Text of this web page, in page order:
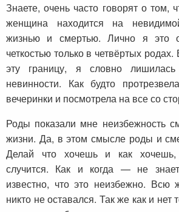
Знаете, очень часто говорят о том,
женщина находится на
жизнью и смертью. Лично я это
четкостью только в четвёртых
эту границу, я словно
невинности. Как будто
вечеринки и посмотрела на все со
Роды показали мне неизбежность
жизни. Да, в этом смысле роды и
Делай что хочешь и как
случится. Как и когда — не
известно, что это неизбежно. Всю
никто не оставался. Так же как и нет